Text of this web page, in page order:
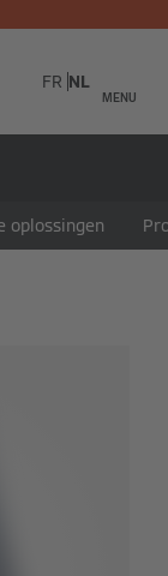
MENU
FR NL
oplossingen